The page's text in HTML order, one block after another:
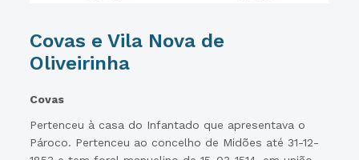
Covas e Vila Nova de
Oliveirinha
Covas
Pertenceu à casa do Infantado que apresentava o
Pároco. Pertenceu ao concelho de Midões até 31-12-